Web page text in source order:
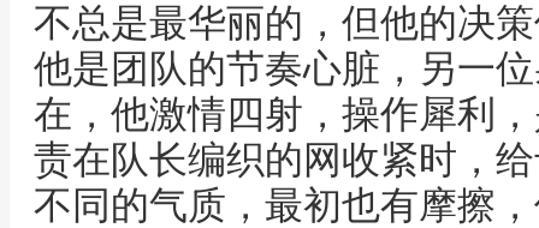
不总是最华丽的，但他的决
他是团队的节奏心脏，另一
在，他激情四射，操作犀利
责在队长编织的网收紧时，
不同的气质，最初也有摩擦